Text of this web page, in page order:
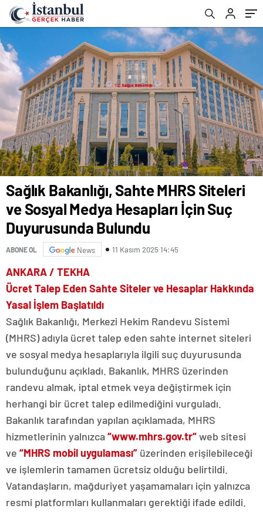
Duyurusunda Bulundu
Sağlık Bakanlığı, Sahte MHRS Siteleri
ve Sosyal Medya Hesapları İçin Suç
Duyurusunda Bulundu
ABONE OL News 11 Kasım 2025 14:45
ANKARA / TEKHA
Ücret Talep Eden Sahte Siteler ve Hesaplar Hakkında
Yasal İşlem Başlatıldı
Sağlık Bakanlığı, Merkezi Hekim Randevu Sistemi
(MHRS) adıyla ücret talep eden sahte internet siteleri
ve sosyal medya hesaplarıyla ilgili suç duyurusunda
bulunduğunu açıkladı. Bakanlık, MHRS üzerinden
randevu almak, iptal etmek veya değiştirmek için
herhangi bir ücret talep edilmediğini vurguladı.
Bakanlık tarafından yapılan açıklamada, MHRS
hizmetlerinin yalnızca“www.mhrs.gov.tr“web sitesi
ve “MHRS mobil uygulaması” üzerinden erişilebileceği
ve işlemlerin tamamen ücretsiz olduğu belirtildi.
Vatandaşların, mağduriyet yaşamamaları için yalnızca
resmi platformları kullanmaları gerektiği ifade edildi.